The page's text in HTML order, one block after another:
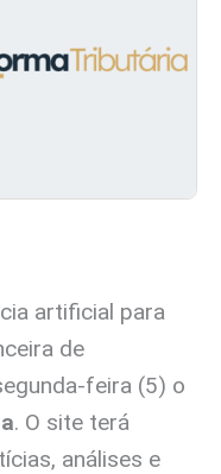
artificial para
de
feira (5) o
. O site terá
análises e